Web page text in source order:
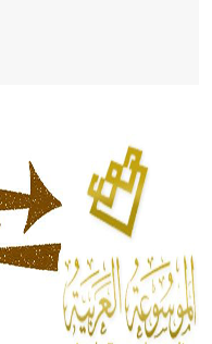
الحكم، الأدلة، تنظيم
له الفضل بأنه حرر
- هل تعلم أن المرجان
من مادة كربونات
أجود أنواعه، ويمتاز